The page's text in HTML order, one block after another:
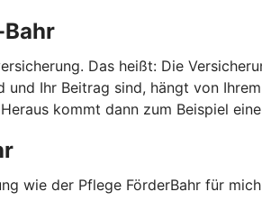
Das heißt: Die
Ihr Beitrag sind, hängt von
kommt dann zum Beispiel
wie der Pflege FörderBahr für